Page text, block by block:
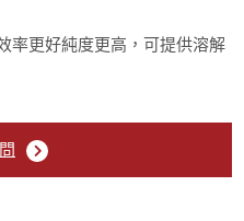
率更好純度更高，可提供溶解